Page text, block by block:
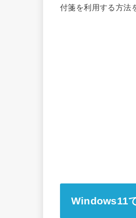
付箋を利用する方法
Windows11